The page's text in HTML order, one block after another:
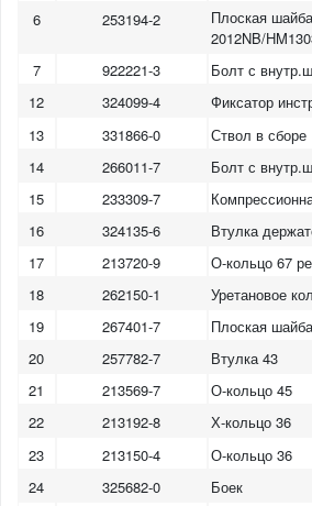
6
253194-2
Плоская
2012NB/
7 922221-3 Болт с
12
324099-4 Фиксатор
13
331866-0 Ствол в сборе
14
266011-7 Болт с
15
233309-7
16
324135-6 Втулка
17
213720-9 О-кольцо 67
18
262150-1 Уретановое
19
267401-7 Плоская
20
257782-7 Втулка 43
21
213569-7 О-кольцо 45
22
213192-8 Х-кольцо 36
23
213150-4 О-кольцо 36
24
325682-0 Боек